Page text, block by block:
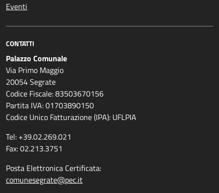
Eventi
CONTATTI
Palazzo Comunale
Via Primo Maggio
20054 Segrate
Codice Fiscale: 83503670156
Partita IVA: 01703890150
Codice Unico Fatturazione (IPA): UFLPIA
Tel: +39.02.269.021
Fax: 02.213.3751
Posta Elettronica Certificata:
comunesegrate@pec.it